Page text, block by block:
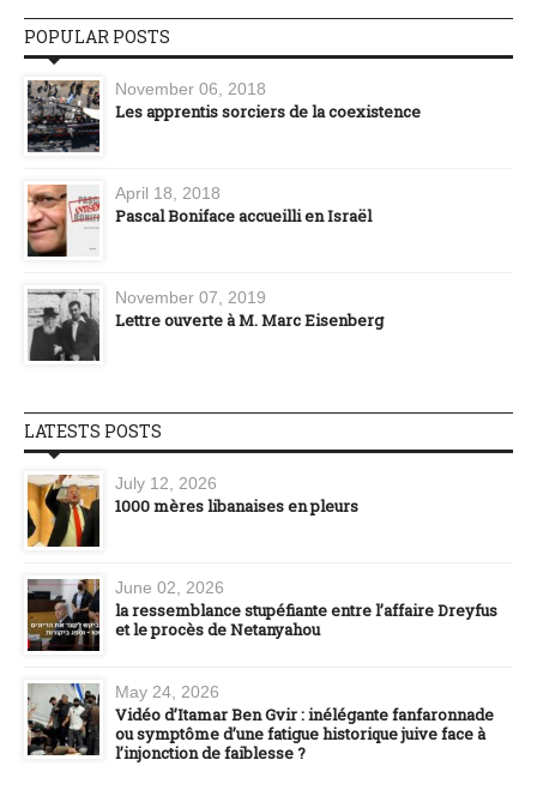
POPULAR POSTS
November 06, 2018
Les apprentis sorciers de la coexistence
April 18, 2018
Pascal Boniface accueilli en Israël
November 07, 2019
Lettre ouverte à M. Marc Eisenberg
LATESTS POSTS
July 12, 2026
1000 mères libanaises en pleurs
June 02, 2026
la ressemblance stupéfiante entre l’affaire Dreyfus
et le procès de Netanyahou
May 24, 2026
Vidéo d’Itamar Ben Gvir : inélégante fanfaronnade
ou symptôme d’une fatigue historique juive face à
l’injonction de faiblesse ?